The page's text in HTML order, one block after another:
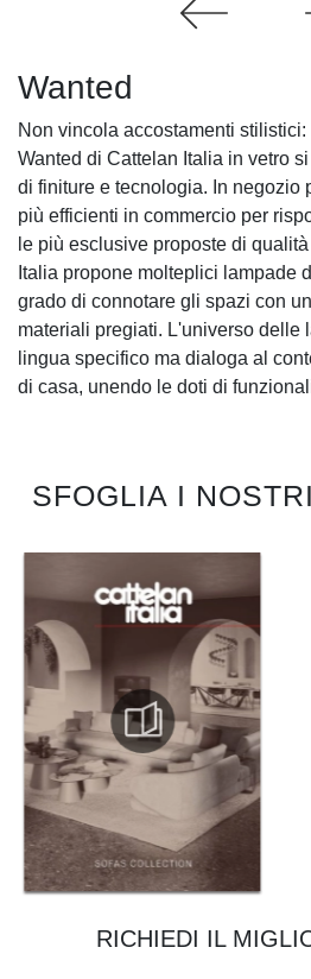
Wanted
Non vincola accostamenti
Wanted di Cattelan Italia in vetro
di finiture e tecnologia. In negozio
più efficienti in commercio per
le più esclusive proposte di
Italia propone molteplici lampade
grado di connotare gli spazi con
materiali pregiati. L'universo delle
lingua specifico ma dialoga al
di casa, unendo le doti di
SFOGLIA I
RICHIEDI IL